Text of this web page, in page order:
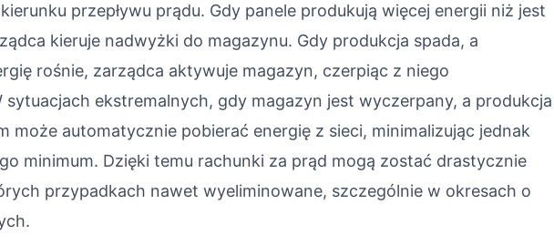
przepływu prądu. Gdy panele produkują więcej energii niż jest
kieruje nadwyżki do magazynu. Gdy produkcja spada, a
rośnie, zarządca aktywuje magazyn, czerpiąc z niego
sytuacjach ekstremalnych, gdy magazyn jest wyczerpany, a produkcja
może automatycznie pobierać energię z sieci, minimalizując jednak
minimum. Dzięki temu rachunki za prąd mogą zostać drastycznie
przypadkach nawet wyeliminowane, szczególnie w okresach o